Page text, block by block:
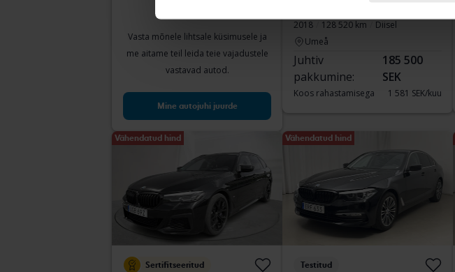
Vasta mõnele lihtsale küsimusele ja
me aitame teil leida teie vajadustele
vastavad autod.
Mine autojuhi juurde
2018
128 520 km
Diisel
Umeå
Juhtiv
pakkumine:
185 500
SEK
Koos rahastamisega 1 581 SEK/kuu
Vähendatud hind
Sertifitseeritud
Vähendatud hind
Testitud